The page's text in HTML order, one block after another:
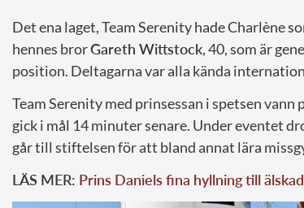
Det ena laget, Team Serenity hade Charlène
hennes brorGareth Wittstock, 40, som är
position. Deltagarna var alla kända
Team Serenity med prinsessan i spetsen
gick i mål 14 minuter senare. Under eventet
går till stiftelsen för att bland annat lära
LÄS MER: Prins Daniels fina hyllning till